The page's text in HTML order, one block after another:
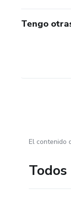
Tengo
El contenido